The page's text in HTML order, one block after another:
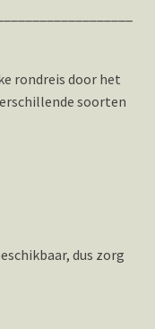
rondreis door het
soorten
dus zorg